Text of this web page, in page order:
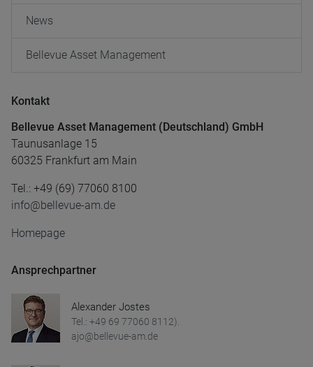
News
Bellevue Asset Management
Kontakt
Bellevue Asset Management (Deutschland) GmbH
Taunusanlage 15
60325 Frankfurt am Main
Tel.: +49 (69) 77060 8100
info@bellevue-am.de
Homepage
Ansprechpartner
Alexander Jostes
Tel.: +49 69 77060 8112).
ajo@bellevue-am.de